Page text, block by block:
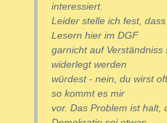
interessiert.
Leider stelle ich fest,
Lesern hier im DGF
garnicht auf
widerlegt werden
würdest - nein, du wirst
so kommt es mir
vor. Das Problem ist halt,